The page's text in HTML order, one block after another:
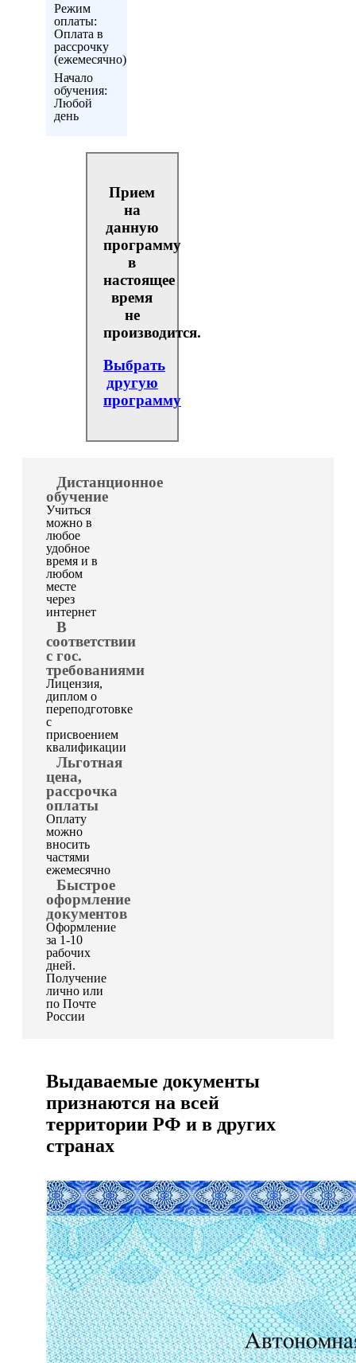
Режим
оплаты:
Оплата в
рассрочку
(ежемесячно)
Начало
обучения:
Любой
день
Прием
на
данную
программу
в
настоящее
время
не
производится.
Выбрать
другую
программу
Дистанционное
обучение
Учиться
можно в
любое
удобное
время и в
любом
месте
через
интернет
В
соответствии
с гос.
требованиями
Лицензия,
диплом о
переподготовке
с
присвоением
квалификации
Льготная
цена,
рассрочка
оплаты
Оплату
можно
вносить
частями
ежемесячно
Быстрое
оформление
документов
Оформление
за 1-10
рабочих
дней.
Получение
лично или
по Почте
России
Выдаваемые документы
признаются на всей
территории РФ и в других
странах